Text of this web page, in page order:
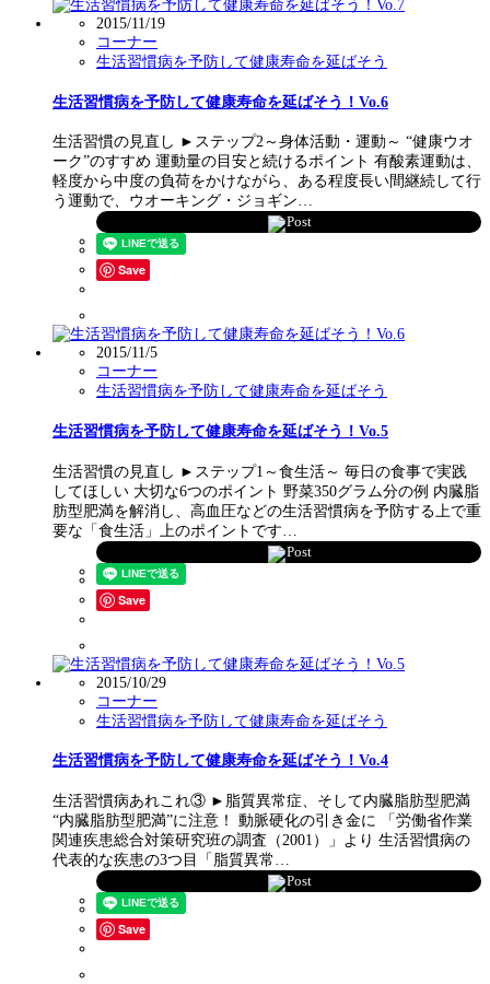
2015/11/19
コーナー
生活習慣病を予防して健康寿命を延ばそう
生活習慣病を予防して健康寿命を延ばそう！Vo.6
生活習慣の見直し ►ステップ2～身体活動・運動～ “健康ウオ
ーク”のすすめ 運動量の目安と続けるポイント 有酸素運動は、
軽度から中度の負荷をかけながら、ある程度長い間継続して行
う運動で、ウオーキング・ジョギン…
Post
Save
2015/11/5
コーナー
生活習慣病を予防して健康寿命を延ばそう
生活習慣病を予防して健康寿命を延ばそう！Vo.5
生活習慣の見直し ►ステップ1～食生活～ 毎日の食事で実践
してほしい 大切な6つのポイント 野菜350グラム分の例 内臓脂
肪型肥満を解消し、高血圧などの生活習慣病を予防する上で重
要な「食生活」上のポイントです…
Post
Save
2015/10/29
コーナー
生活習慣病を予防して健康寿命を延ばそう
生活習慣病を予防して健康寿命を延ばそう！Vo.4
生活習慣病あれこれ③ ►脂質異常症、そして内臓脂肪型肥満
“内臓脂肪型肥満”に注意！ 動脈硬化の引き金に 「労働省作業
関連疾患総合対策研究班の調査（2001）」より 生活習慣病の
代表的な疾患の3つ目「脂質異常…
Post
Save